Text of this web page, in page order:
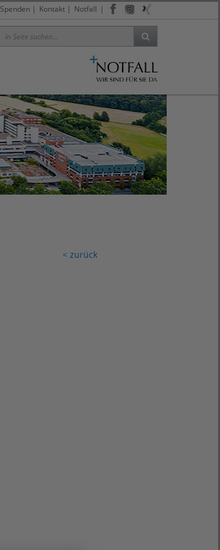
|
Spenden | Kontakt | Notfall
< zurück